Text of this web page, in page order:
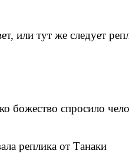
или тут же следует
божество спросило
реплика от Танаки